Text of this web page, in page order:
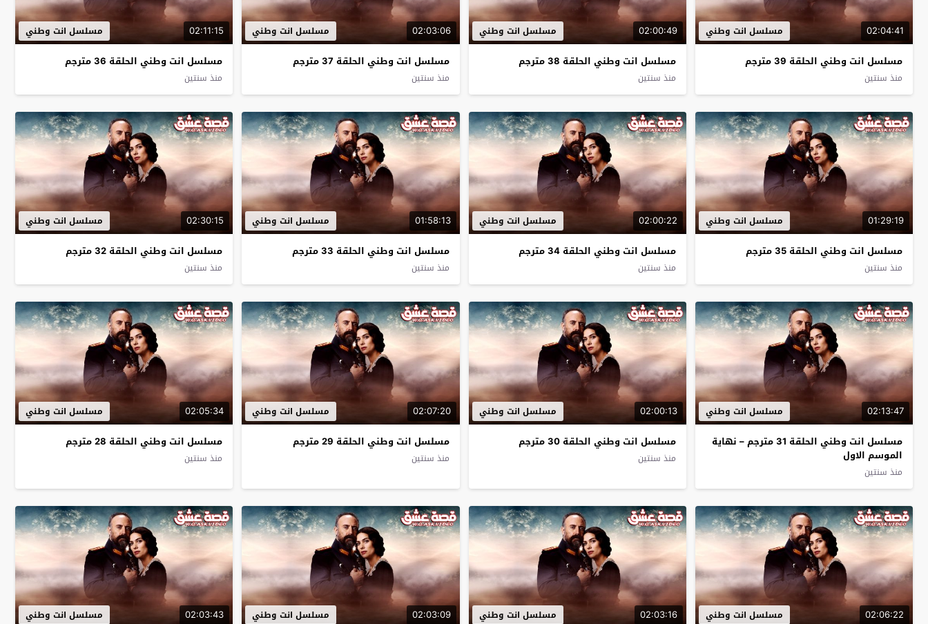
02:04:41 مسلسل انت وطني
مسلسل انت وطني الحلقة 39 مترجم
منذ سنتين
02:00:49 مسلسل انت وطني
مسلسل انت وطني الحلقة 38 مترجم
منذ سنتين
02:03:06 مسلسل انت وطني
مسلسل انت وطني الحلقة 37 مترجم
منذ سنتين
02:11:15 مسلسل انت وطني
مسلسل انت وطني الحلقة 36 مترجم
منذ سنتين
01:29:19 مسلسل انت وطني
مسلسل انت وطني الحلقة 35 مترجم
منذ سنتين
02:00:22 مسلسل انت وطني
مسلسل انت وطني الحلقة 34 مترجم
منذ سنتين
01:58:13 مسلسل انت وطني
مسلسل انت وطني الحلقة 33 مترجم
منذ سنتين
02:30:15 مسلسل انت وطني
مسلسل انت وطني الحلقة 32 مترجم
منذ سنتين
02:13:47 مسلسل انت وطني
مسلسل انت وطني الحلقة 31 مترجم – نهاية
الموسم الاول
منذ سنتين
02:00:13 مسلسل انت وطني
مسلسل انت وطني الحلقة 30 مترجم
منذ سنتين
02:07:20 مسلسل انت وطني
مسلسل انت وطني الحلقة 29 مترجم
منذ سنتين
02:05:34 مسلسل انت وطني
مسلسل انت وطني الحلقة 28 مترجم
منذ سنتين
02:06:22 مسلسل انت وطني 02:03:16 مسلسل انت وطني 02:03:09 مسلسل انت وطني 02:03:43 مسلسل انت وطني